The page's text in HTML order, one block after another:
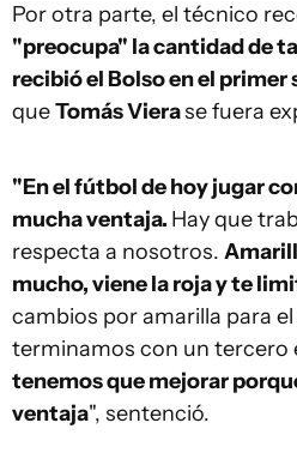
Por otra parte, el técnico
"preocupa" la cantidad de
recibió el Bolso en el primer
queTomás Vierase fuera
"En el fútbol de hoy jugar
mucha ventaja. Hay que
respecta a nosotros.
mucho, viene la roja y te
cambios por amarilla para
terminamos con un tercero
tenemos que mejorar
ventaja", sentenció.